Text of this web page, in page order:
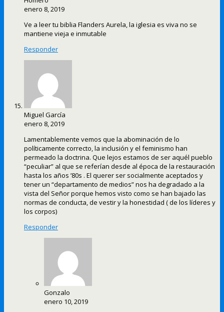
enero 8, 2019
Ve a leer tu biblia Flanders Aurela, la iglesia es viva no se
mantiene vieja e inmutable
Responder
Miguel García
enero 8, 2019
Lamentablemente vemos que la abominación de lo
políticamente correcto, la inclusión y el feminismo han
permeado la doctrina. Que lejos estamos de ser aquél pueblo
“peculiar” al que se referían desde al época de la restauración
hasta los años ’80s . El querer ser socialmente aceptados y
tener un “departamento de medios” nos ha degradado a la
vista del Señor porque hemos visto como se han bajado las
normas de conducta, de vestir y la honestidad ( de los líderes y
los corpos)
Responder
Gonzalo
enero 10, 2019